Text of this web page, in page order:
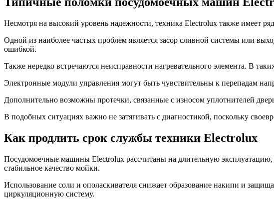
Несмотря на высокий уровень надежности, техника Electrolux также имеет
Одной из наиболее частых проблем является засор сливной системы или
ошибкой.
Также нередко встречаются неисправности нагревательного элемента. В
Электронные модули управления могут быть чувствительны к перепадам
Дополнительно возможны протечки, связанные с износом уплотнителей
В подобных ситуациях важно не затягивать с диагностикой, поскольку
Как продлить срок службы техники Electrolux
Посудомоечные машины Electrolux рассчитаны на длительную эксплуатацию,
стабильное качество мойки.
Использование соли и ополаскивателя снижает образование накипи и
циркуляционную систему.